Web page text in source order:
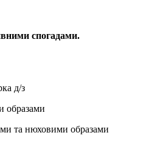
спогадами.
д/з
образами
та нюховими образами